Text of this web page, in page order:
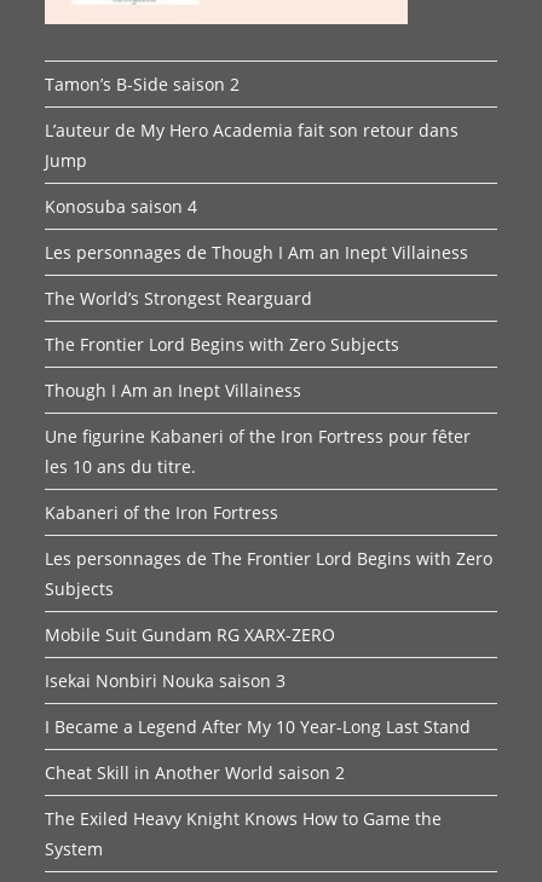
Tamon’s B-Side saison 2
L’auteur de My Hero Academia fait son retour dans
Jump
Konosuba saison 4
Les personnages de Though I Am an Inept Villainess
The World’s Strongest Rearguard
The Frontier Lord Begins with Zero Subjects
Though I Am an Inept Villainess
Une figurine Kabaneri of the Iron Fortress pour fêter
les 10 ans du titre.
Kabaneri of the Iron Fortress
Les personnages de The Frontier Lord Begins with Zero
Subjects
Mobile Suit Gundam RG XARX-ZERO
Isekai Nonbiri Nouka saison 3
I Became a Legend After My 10 Year-Long Last Stand
Cheat Skill in Another World saison 2
The Exiled Heavy Knight Knows How to Game the
System